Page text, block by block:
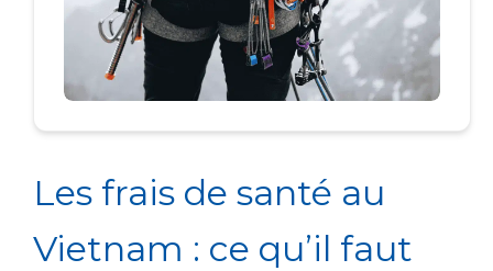
Les frais de santé au
Vietnam : ce qu’il faut